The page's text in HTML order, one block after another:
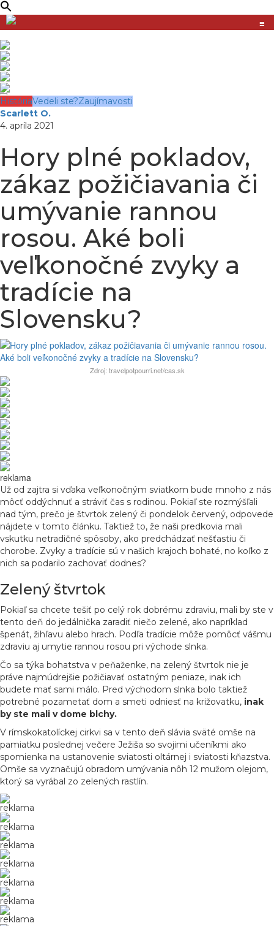
≡
HistóriaVedeli ste?Zaujímavosti
Scarlett O.
4. apríla 2021
Hory plné pokladov,
zákaz požičiavania či
umývanie rannou
rosou. Aké boli
veľkonočné zvyky a
tradície na
Slovensku?
Zdroj: travelpotpourri.net/cas.sk
reklama
Už od zajtra si vďaka veľkonočným sviatkom bude mnoho z nás
môcť oddýchnuť a stráviť čas s rodinou. Pokiaľ ste rozmýšľali
nad tým, prečo je štvrtok zelený či pondelok červený, odpovede
nájdete v tomto článku. Taktiež to, že naši predkovia mali
vskutku netradičné spôsoby, ako predchádzať nešťastiu či
chorobe. Zvyky a tradície sú v našich krajoch bohaté, no koľko z
nich sa podarilo zachovať dodnes?
Zelený štvrtok
Pokiaľ sa chcete tešiť po celý rok dobrému zdraviu, mali by ste v
tento deň do jedálnička zaradiť niečo zelené, ako napríklad
špenát, žihľavu alebo hrach. Podľa tradície môže pomôcť vášmu
zdraviu aj umytie rannou rosou pri východe slnka.
Čo sa týka bohatstva v peňaženke, na zelený štvrtok nie je
práve najmúdrejšie požičiavať ostatným peniaze, inak ich
budete mať sami málo. Pred východom slnka bolo taktiež
potrebné pozametať dom a smeti odniesť na križovatku, inak
by ste mali v dome blchy.
V rímskokatolíckej cirkvi sa v tento deň slávia sväté omše na
pamiatku poslednej večere Ježiša so svojimi učeníkmi ako
spomienka na ustanovenie sviatosti oltárnej i sviatosti kňazstva.
Omše sa vyznačujú obradom umývania nôh 12 mužom olejom,
ktorý sa vyrábal zo zelených rastlín.
reklama
reklama
reklama
reklama
reklama
reklama
reklama